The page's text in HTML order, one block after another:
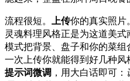
流程很短。
上传你的真实照片。
灵魂料理风格正是为这道美
模式把背景、盘子和你的菜组
一次上传你就能得到好几种风
提示词微调 ，用大白话即可：